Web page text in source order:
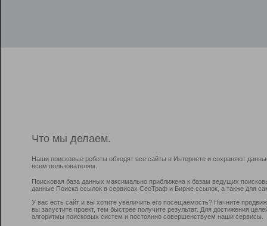
Что мы делаем.
Наши поисковые роботы обходят все сайты в Интернете и сохраняют
всем пользователям.
Поисковая база данных максимально приближена к базам ведущих
данные Поиска ссылок в сервисах СеоТраф и Бирже ссылок, а также для
У вас есть сайт и вы хотите увеличить его посещаемость? Начните
вы запустите проект, тем быстрее получите результат. Для достижения
алгоритмы поисковых систем и постоянно совершенствуем наши сервисы.